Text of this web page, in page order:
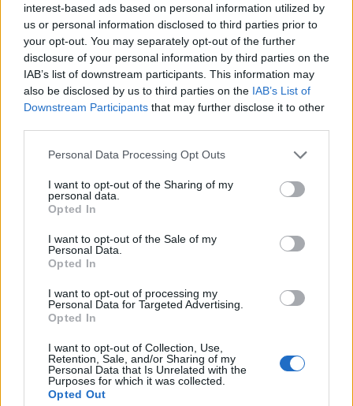
interest-based ads based on personal information utilized by
us or personal information disclosed to third parties prior to
your opt-out. You may separately opt-out of the further
disclosure of your personal information by third parties on the
IAB’s list of downstream participants. This information may
also be disclosed by us to third parties on the IAB’s List of
Downstream Participants that may further disclose it to other
Personal Data Processing Opt Outs
I want to opt-out of the Sharing of my
personal data.
Opted In
I want to opt-out of the Sale of my
Personal Data.
Opted In
I want to opt-out of processing my
Personal Data for Targeted Advertising.
Opted In
I want to opt-out of Collection, Use,
Retention, Sale, and/or Sharing of my
Personal Data that Is Unrelated with the
Purposes for which it was collected.
Opted Out
PIÙ INFORMAZIONI SU
galleria del libro
libro sul comodino amanda colombo
LEGGI GLI ALTRI ARTICOLI DI
LIBRO SUL COMODINO
Selezioniamo per te
Commenti